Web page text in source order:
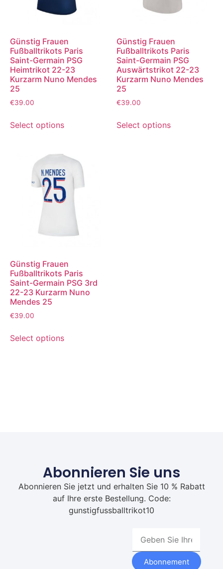
Günstig Frauen
Fußballtrikots Paris
Saint-Germain PSG
Heimtrikot 22-23
Kurzarm Nuno Mendes
25
€39.00
Select options
Günstig Frauen
Fußballtrikots Paris
Saint-Germain PSG
Auswärtstrikot 22-23
Kurzarm Nuno Mendes
25
€39.00
Select options
Günstig Frauen
Fußballtrikots Paris
Saint-Germain PSG 3rd
22-23 Kurzarm Nuno
Mendes 25
€39.00
Select options
Abonnieren Sie uns
Abonnieren Sie jetzt und erhalten Sie 10 % Rabatt
auf Ihre erste Bestellung. Code:
gunstigfussballtrikot10
Abonnement